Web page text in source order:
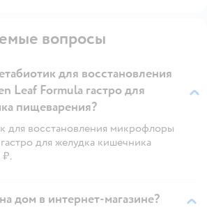
вопросы
для восстановления
Leaf Formula гастро для
пищеварения?
для восстановления микрофлоры
для желудка кишечника
₽.
дом в интернет-магазине?